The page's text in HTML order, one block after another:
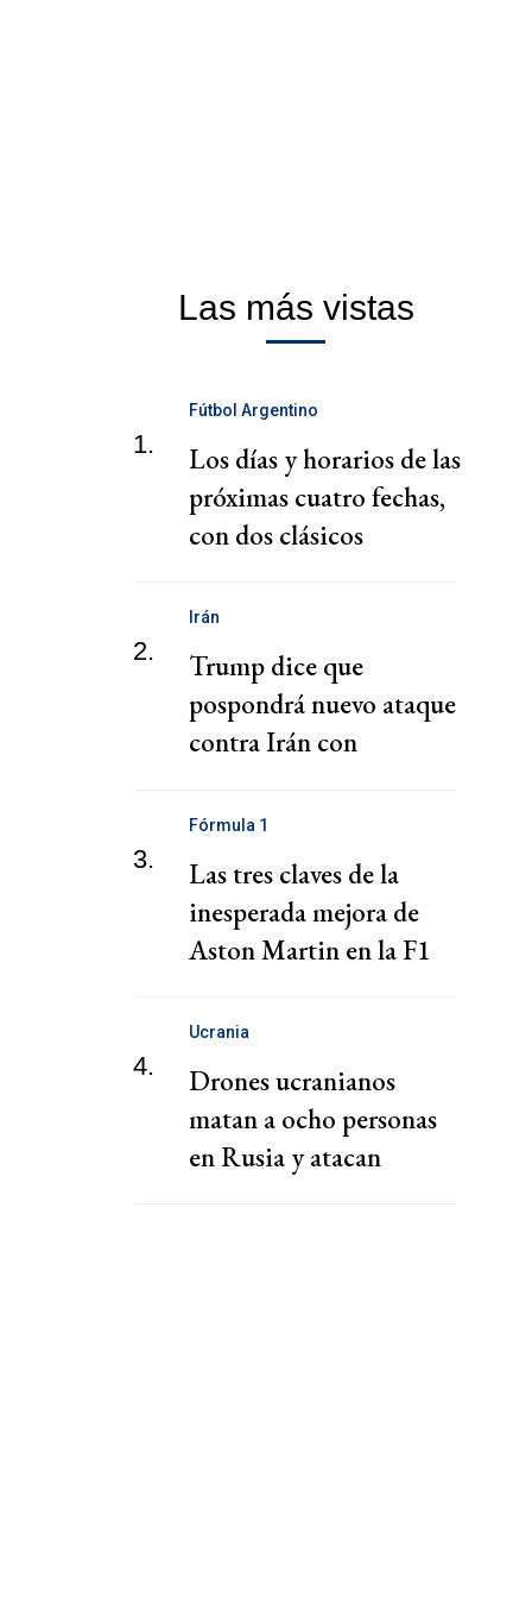
Las más vistas
1.
Fútbol Argentino
Los días y horarios de las
próximas cuatro fechas,
con dos clásicos
2.
Irán
Trump dice que
pospondrá nuevo ataque
contra Irán con
acuerdo rápido
3.
Fórmula 1
Las tres claves de la
inesperada mejora de
Aston Martin en la F1
4.
Ucrania
Drones ucranianos
matan a ocho personas
en Rusia y atacan